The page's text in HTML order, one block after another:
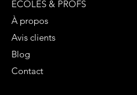
ECOLES & PROFS
À propos
Avis clients
Blog
Contact